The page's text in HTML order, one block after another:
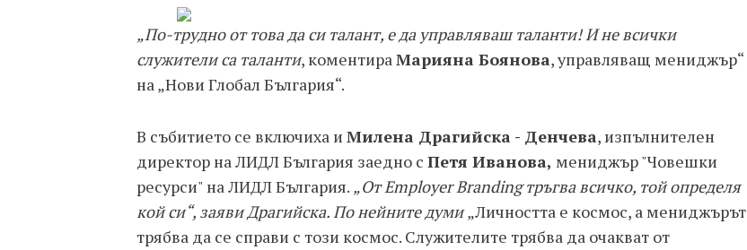
„По-трудно от това да си талант, е да управляваш таланти! И не всички
служители са таланти, коментираМарияна Боянова, управляващ мениджър“
на „Нови Глобал България“.
В събитието се включиха и Милена Драгийска - Денчева, изпълнителен
директор на ЛИДЛ България заедно с Петя Иванова, мениджър "Човешки
ресурси" на ЛИДЛ България. „От Employer Branding тръгва всичко, той определя
кой си“, заяви Драгийска. По нейните думи„Личността е космос, а мениджърът
трябва да се справи с този космос. Служителите трябва да очакват от